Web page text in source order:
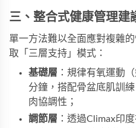
三、整合式健康管理建
單一方法難以全面應對複雜
取「三層支持」模式：
基礎層 ：規律有氧運動
分鐘，搭配骨盆底肌訓
肉協調性；
調節層 ：透過Climax印